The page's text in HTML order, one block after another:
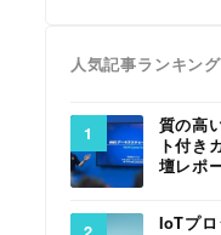
人気記事ランキング
質の高
ト付き
壇レポ
IoTプ